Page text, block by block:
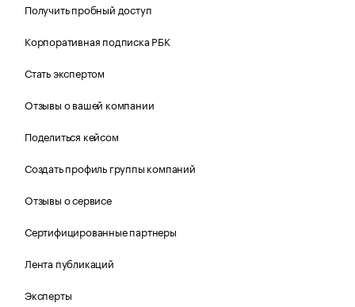
Получить пробный доступ
Корпоративная подписка РБК
Стать экспертом
Отзывы о вашей компании
Поделиться кейсом
Создать профиль группы компаний
Отзывы о сервисе
Сертифицированные партнеры
Лента публикаций
Эксперты